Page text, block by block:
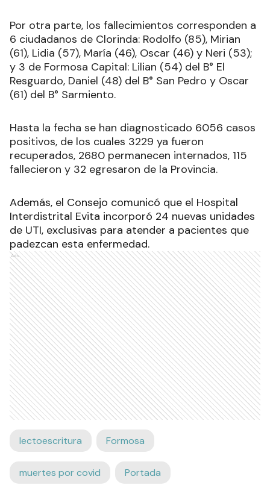
Por otra parte, los fallecimientos corresponden a
6 ciudadanos de Clorinda: Rodolfo (85), Mirian
(61), Lidia (57), María (46), Oscar (46) y Neri (53);
y 3 de Formosa Capital: Lilian (54) del B° El
Resguardo, Daniel (48) del B° San Pedro y Oscar
(61) del B° Sarmiento.
Hasta la fecha se han diagnosticado 6056 casos
positivos, de los cuales 3229 ya fueron
recuperados, 2680 permanecen internados, 115
fallecieron y 32 egresaron de la Provincia.
Además, el Consejo comunicó que el Hospital
Interdistrital Evita incorporó 24 nuevas unidades
de UTI, exclusivas para atender a pacientes que
padezcan esta enfermedad.
Ads
lectoescritura Formosa
muertes por covid Portada